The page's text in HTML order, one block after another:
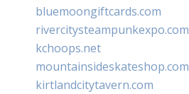
bluemoongiftcards.com
rivercitysteampunkexpo.com
kchoops.net
mountainsideskateshop.com
kirtlandcitytavern.com